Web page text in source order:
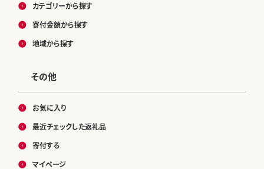
カテゴリーから探す
寄付金額から探す
地域から探す
その他
お気に入り
最近チェックした返礼品
寄付する
マイページ